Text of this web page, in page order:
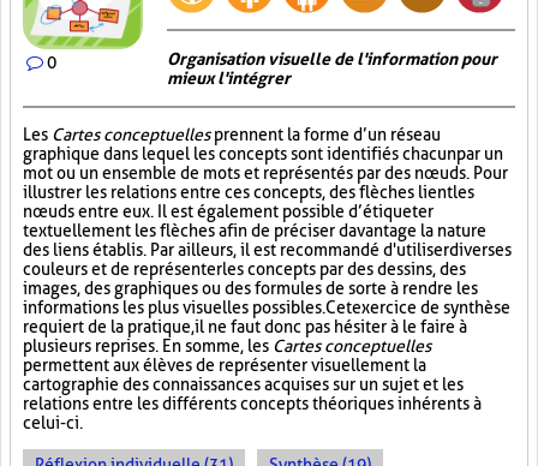
0
Organisation visuelle de l'information pour
mieux l'intégrer
Les Cartes conceptuellesprennent la forme d’un réseau
graphique dans lequel les concepts sont identifiés chacun par un
mot ou un ensemble de mots et représentés par des nœuds. Pour
illustrer les relations entre ces concepts, des flèches lient les
nœuds entre eux. Il est également possible d’étiqueter
textuellement les flèches afin de préciser davantage la nature
des liens établis. Par ailleurs, il est recommandé d'utiliser diverses
couleurs et de représenter les concepts par des dessins, des
images, des graphiques ou des formules de sorte à rendre les
informations les plus visuelles possibles. Cet exercice de synthèse
requiert de la pratique, il ne faut donc pas hésiter à le faire à
plusieurs reprises. En somme, les Cartes conceptuelles
permettent aux élèves de représenter visuellement la
cartographie des connaissances acquises sur un sujet et les
relations entre les différents concepts théoriques inhérents à
celui-ci.